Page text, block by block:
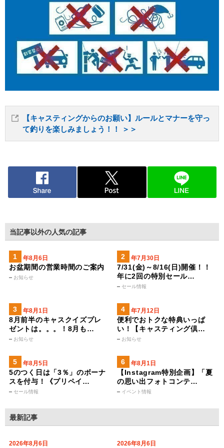
【キャスティングからのお願い】ルールとマナーを守っ
て釣りを楽しみましょう！！ ＞＞
当記事以外の人気の記事
2026年8月6日
お盆期間の営業時間のご案内
お知らせ
2026年7月30日
7/31(金)～8/16(日)開催！！
年に2回の特別セール…
セール情報
2026年8月1日
8月前半のキャスクイズプレ
ゼントは。。。！8月も…
お知らせ
2023年7月12日
便利でおトクな特典いっぱ
い！【キャスティング倶…
お知らせ
2026年8月5日
5のつく日は「3％」のボーナ
スを付与！《プリペイ…
セール情報
2026年8月1日
【Instagram特別企画】「夏
の思い出フォトコンテ…
イベント情報
最新記事
2026年8月6日 2026年8月6日